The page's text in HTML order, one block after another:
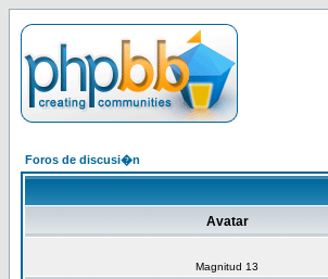
Foros de discusi�n
Avatar
Magnitud 13